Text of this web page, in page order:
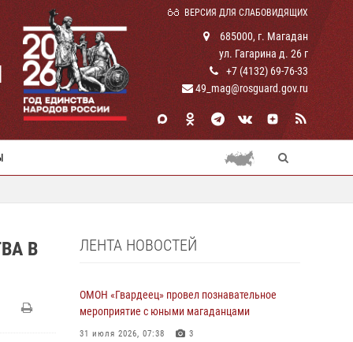
ВЕРСИЯ ДЛЯ СЛАБОВИДЯЩИХ
685000, г. Магадан
ул. Гагарина д. 26 г
+7 (4132) 69-76-33
49_mag@rosguard.gov.ru
В
ЛЕНТА НОВОСТЕЙ
ОМОН «Гвардеец» провел познавательное
мероприятие с юными магаданцами
31 июля 2026, 07:38 3